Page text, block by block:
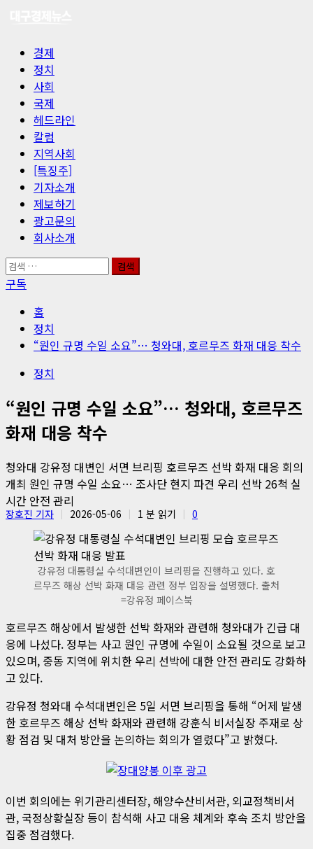
경제
정치
사회
국제
헤드라인
칼럼
지역사회
[특징주]
기자소개
제보하기
광고문의
회사소개
검
색:
구독
홈
정치
“원인 규명 수일 소요”… 청와대, 호르무즈 화재 대응 착수
정치
“원인 규명 수일 소요”… 청와대, 호르무즈
화재 대응 착수
청와대 강유정 대변인 서면 브리핑 호르무즈 선박 화재 대응 회의
개최 원인 규명 수일 소요… 조사단 현지 파견 우리 선박 26척 실
시간 안전 관리
장호진 기자 2026-05-06 1 분 읽기 0
강유정 대통령실 수석대변인이 브리핑을 진행하고 있다. 호
르무즈 해상 선박 화재 대응 관련 정부 입장을 설명했다. 출처
=강유정 페이스북
호르무즈 해상에서 발생한 선박 화재와 관련해 청와대가 긴급 대
응에 나섰다. 정부는 사고 원인 규명에 수일이 소요될 것으로 보고
있으며, 중동 지역에 위치한 우리 선박에 대한 안전 관리도 강화하
고 있다.
강유정 청와대 수석대변인은 5일 서면 브리핑을 통해 “어제 발생
한 호르무즈 해상 선박 화재와 관련해 강훈식 비서실장 주재로 상
황 점검 및 대처 방안을 논의하는 회의가 열렸다”고 밝혔다.
이번 회의에는 위기관리센터장, 해양수산비서관, 외교정책비서
관, 국정상황실장 등이 참석해 사고 대응 체계와 후속 조치 방안을
집중 점검했다.